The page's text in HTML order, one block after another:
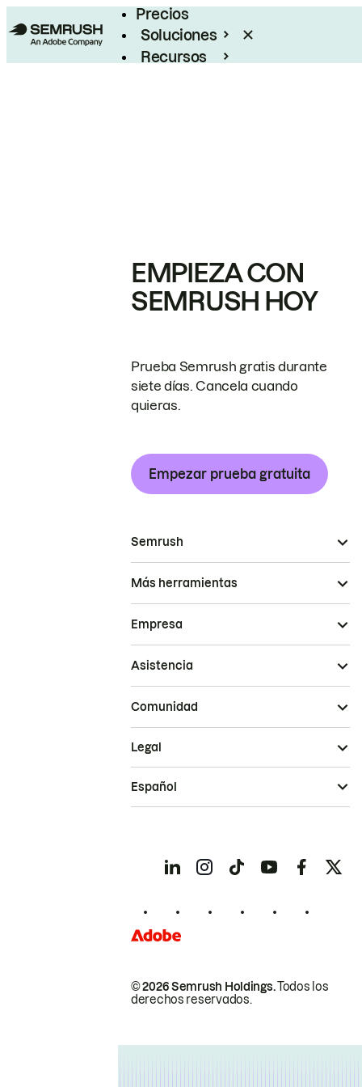
Precios
Soluciones
Recursos
EMPIEZA CON
SEMRUSH HOY
Prueba Semrush gratis durante
siete días. Cancela cuando
quieras.
Empezar prueba gratuita
Semrush
Más herramientas
Empresa
Asistencia
Comunidad
© 2026 Semrush Holdings.Todos los
derechos reservados.
Legal
Español